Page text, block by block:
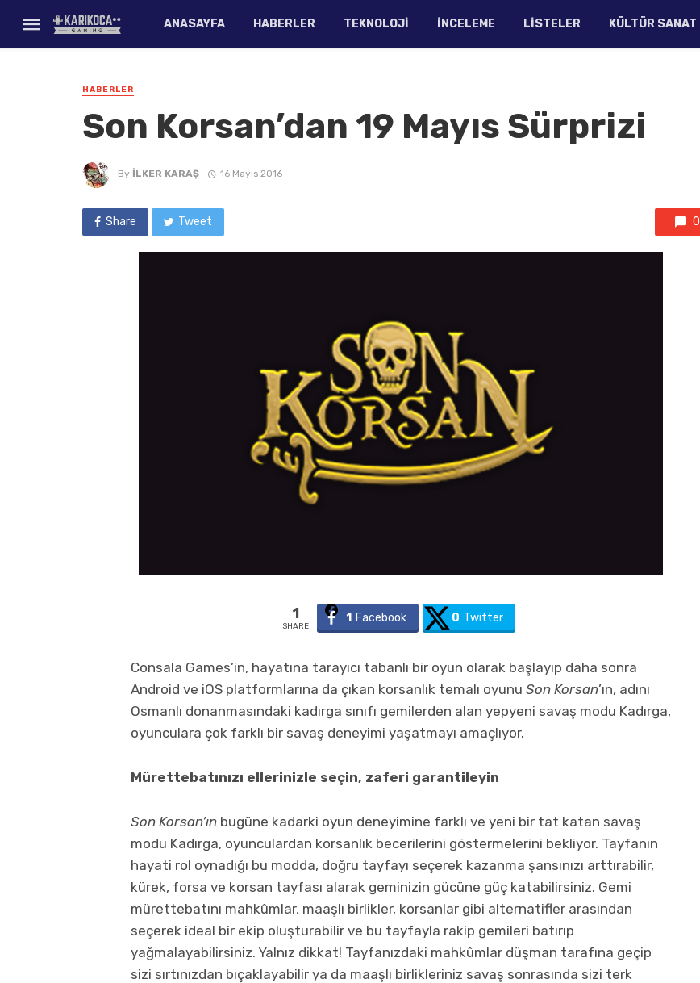
ANASAYFA HABERLER TEKNOLOJI İNCELEME LISTELER KÜLTÜR SANAT
HABERLER
Son Korsan’dan 19 Mayıs Sürprizi
By İLKER KARAŞ 16 Mayıs 2016
Share Tweet 0
1
SHARE
1 Facebook 0 Twitter
Consala Games’in, hayatına tarayıcı tabanlı bir oyun olarak başlayıp daha sonra
Android ve iOS platformlarına da çıkan korsanlık temalı oyunu Son Korsan’ın, adını
Osmanlı donanmasındaki kadırga sınıfı gemilerden alan yepyeni savaş modu Kadırga,
oyunculara çok farklı bir savaş deneyimi yaşatmayı amaçlıyor.
Mürettebatınızı ellerinizle seçin, zaferi garantileyin
Son Korsan’ın bugüne kadarki oyun deneyimine farklı ve yeni bir tat katan savaş
modu Kadırga, oyunculardan korsanlık becerilerini göstermelerini bekliyor. Tayfanın
hayati rol oynadığı bu modda, doğru tayfayı seçerek kazanma şansınızı arttırabilir,
kürek, forsa ve korsan tayfası alarak geminizin gücüne güç katabilirsiniz. Gemi
mürettebatını mahkûmlar, maaşlı birlikler, korsanlar gibi alternatifler arasından
seçerek ideal bir ekip oluşturabilir ve bu tayfayla rakip gemileri batırıp
yağmalayabilirsiniz. Yalnız dikkat! Tayfanızdaki mahkûmlar düşman tarafına geçip
sizi sırtınızdan bıçaklayabilir ya da maaşlı birlikleriniz savaş sonrasında sizi terk